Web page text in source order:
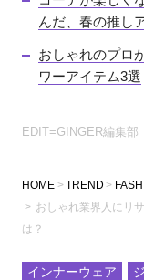
んだ、春の推し
おしゃれのプロ
ワーアイテム3選
EDIT=GINGER編集部
HOME TREND
おしゃれ業界人にリ
は？
インナーウェア